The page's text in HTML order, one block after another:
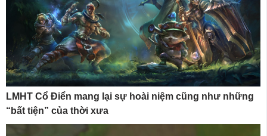
LMHT Cổ Điển mang lại sự hoài niệm cũng như những
“bất tiện” của thời xưa